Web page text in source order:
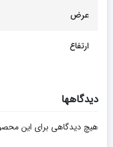
عرض
ارتفاع
دیدگاهها
هیچ دیدگاهی برای این